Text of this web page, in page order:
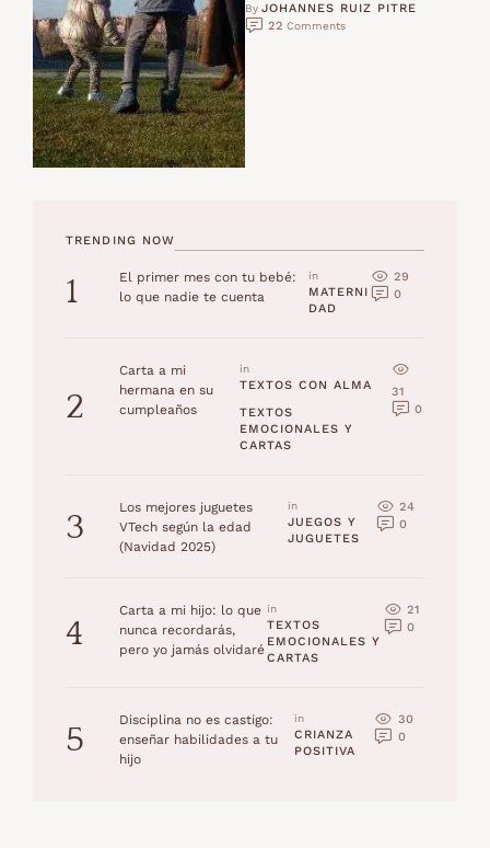
momento, ahora. Este día. Esta
noche. ⠀ Esta es la infancia …
By JOHANNES RUIZ PITRE
22 Comments
TRENDING NOW
1
El primer mes con tu bebé:
lo que nadie te cuenta
in
MATERNI
DAD
29
0
2
Carta a mi
hermana en su
cumpleaños
in
TEXTOS CON ALMA
TEXTOS
EMOCIONALES Y
CARTAS
31
0
3
Los mejores juguetes
VTech según la edad
(Navidad 2025)
in
JUEGOS Y
JUGUETES
24
0
4
Carta a mi hijo: lo que
nunca recordarás,
pero yo jamás olvidaré
in
TEXTOS
EMOCIONALES Y
CARTAS
21
0
5
Disciplina no es castigo:
enseñar habilidades a tu
hijo
in
CRIANZA
POSITIVA
30
0